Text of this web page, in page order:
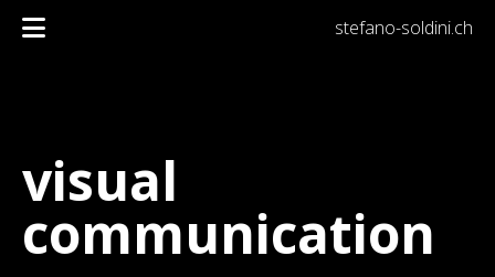
stefano-soldini.ch
visual
communication